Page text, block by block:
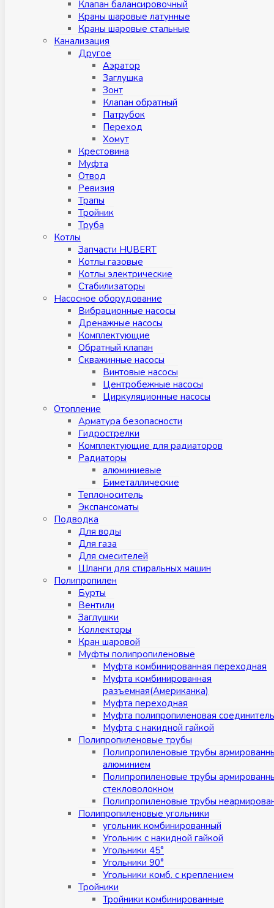
Клапан балансировочный
Краны шаровые латунные
Краны шаровые стальные
Канализация
Другое
Аэратор
Заглушкa
Зонт
Клапан обратный
Патрубок
Переход
Хомут
Крестовина
Муфтa
Отвод
Ревизия
Трапы
Тройник
Труба
Котлы
Запчасти HUBERT
Котлы газовые
Котлы электрические
Стабилизаторы
Насосное оборудование
Вибрационные насосы
Дренажные насосы
Комплектующие
Обратный клапан
Скважинные насосы
Винтовые насосы
Центробежные насосы
Циркуляционные насосы
Отопление
Арматура безопасности
Гидрострелки
Комплектующие для радиаторов
Радиаторы
алюминиевые
Биметаллические
Теплоноситель
Экспансоматы
Подводка
Для воды
Для газа
Для смесителей
Шланги для стиральных машин
Полипропилен
Бурты
Вентили
Заглушки
Коллекторы
Кран шаровой
Муфты полипропиленовые
Муфта комбинированная переходная
Муфта комбинированная
разъемная(Американка)
Муфта переходная
Муфта полипропиленовая
Муфта с накидной гайкой
Полипропиленовые трубы
Полипропиленовые трубы
алюминием
Полипропиленовые трубы
стекловолокном
Полипропиленовые трубы
Полипропиленовые угольники
угольник комбинированный
Угольник с накидной гайкой
Угольники 45°
Угольники 90°
Угольники комб. с креплением
Тройники
Тройники комбинированные